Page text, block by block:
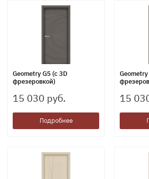
Geometry G5 (с 3D
фрезеровкой)
15 030 руб.
Подробнее
15